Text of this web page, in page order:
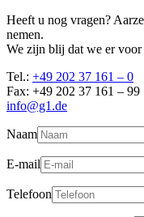
Heeft u nog vragen?
nemen.
We zijn blij dat we er
Tel.: +49 202 37 161 – 0
Fax: +49 202 37 161 – 99
info@g1.de
Naam
E-mail
Telefoon